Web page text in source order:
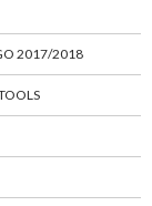
2017/2018